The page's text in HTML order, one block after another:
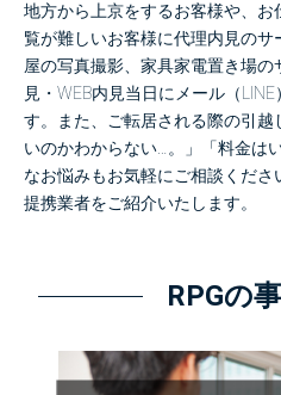
地方から上京をするお客様や、
覧が難しいお客様に代理内見のサ
屋の写真撮影、家具家電置き場
見・WEB内見当日にメール（
す。
また、ご転居される際の引
いのかわからない…。」「料金は
なお悩みもお気軽にご相談くださ
提携業者をご紹介いたします。
RPGの